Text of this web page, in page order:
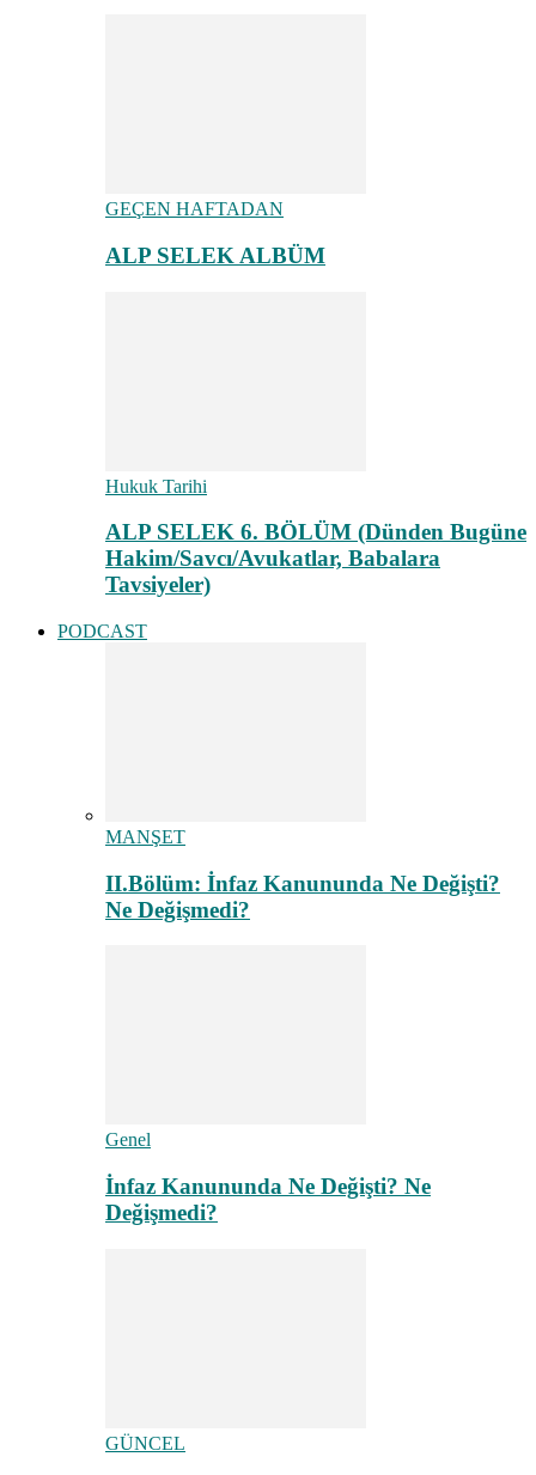
GEÇEN HAFTADAN
ALP SELEK ALBÜM
Hukuk Tarihi
ALP SELEK 6. BÖLÜM (Dünden Bugüne
Hakim/Savcı/Avukatlar, Babalara
Tavsiyeler)
PODCAST
MANŞET
II.Bölüm: İnfaz Kanununda Ne Değişti?
Ne Değişmedi?
Genel
İnfaz Kanununda Ne Değişti? Ne
Değişmedi?
GÜNCEL